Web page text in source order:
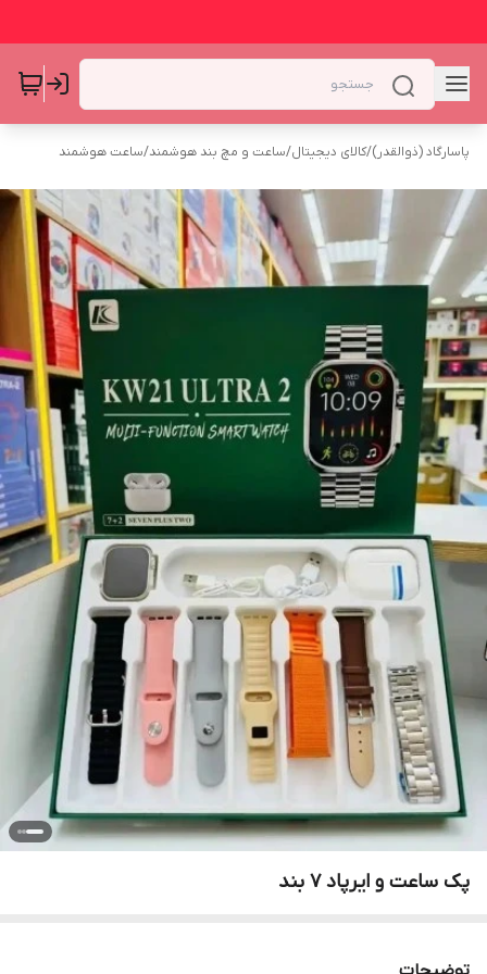
پاسارگاد (ذوالقدر)/کالای دیجیتال/ساعت و مچ بند هوشمند/ساعت هوشمند
پک ساعت و ایرپاد 7 بند